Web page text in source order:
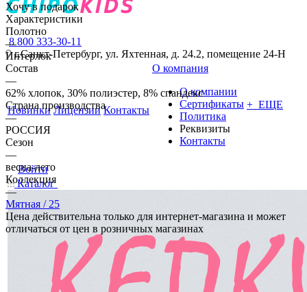
8 800 333-30-11
г.Санкт-Петербург, ул. Яхтенная, д. 24.2, помещение 24-Н
Новинки Лицензии Контакты
О компания
О компании
Сертификаты
Политика
Реквизиты
Контакты
+ ЕЩЕ
Войти
Каталог
Хочу в подарок
Характеристики
Полотно
—
Интерлок
Состав
—
62% хлопок, 30% полиэстер, 8% спандекс
Страна производства
—
РОССИЯ
Сезон
—
весна-лето
Коллекция
—
Мятная / 25
Цена действительна только для интернет-магазина и может
отличаться от цен в розничных магазинах